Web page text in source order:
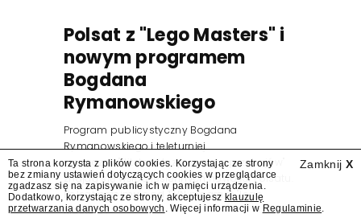
Polsat z "Lego Masters" i
nowym programem
Bogdana
Rymanowskiego
Program publicystyczny Bogdana
Rymanowskiego i teleturniej
muzyczny "Hitster. Muzyczna gra przebojów"
znajdą się wśród jesiennych nowości Polsatu.
Polsat przejmuje od TVN program "Lego
Masters".
Zamknij X
Ta strona korzysta z plików cookies. Korzystając ze strony
bez zmiany ustawień dotyczących cookies w przeglądarce
zgadzasz się na zapisywanie ich w pamięci urządzenia.
Dodatkowo, korzystając ze strony, akceptujesz klauzulę
przetwarzania danych osobowych . Więcej informacji w Regulaminie.